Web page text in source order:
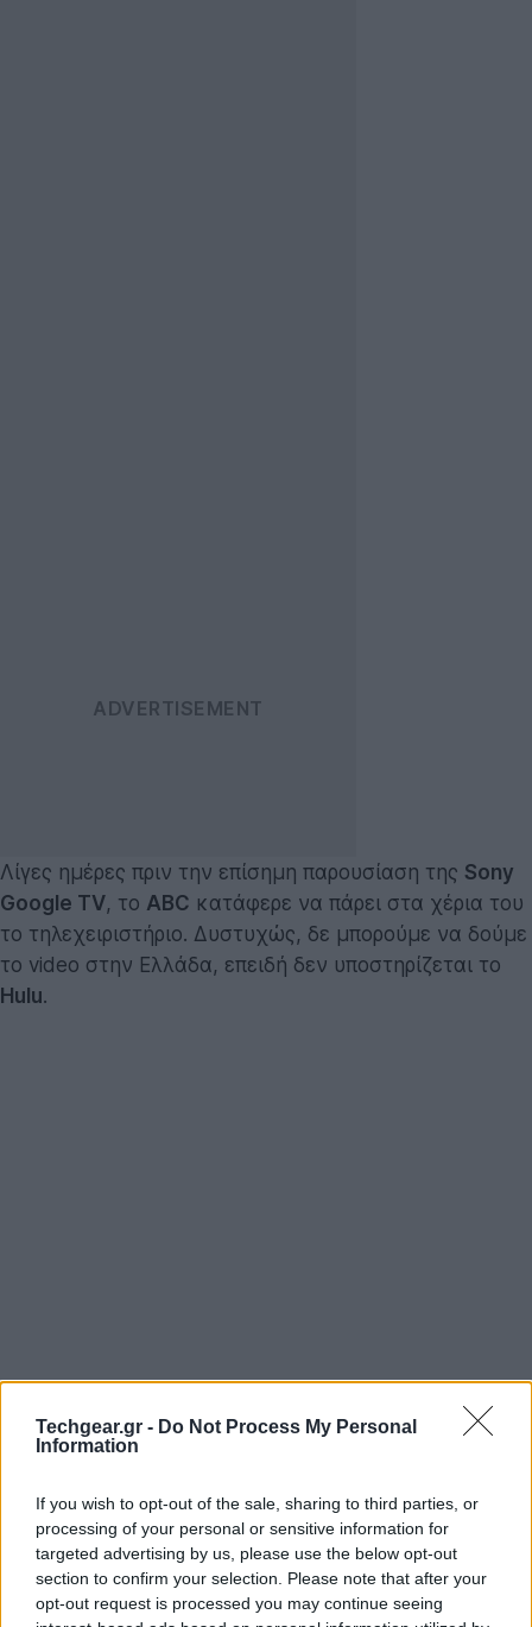
Techgear.gr - Do Not Process My Personal
Information
If you wish to opt-out of the sale, sharing to third parties, or
processing of your personal or sensitive information for
targeted advertising by us, please use the below opt-out
section to confirm your selection. Please note that after your
opt-out request is processed you may continue seeing
Λίγες ημέρες πριν την επίσημη παρουσίαση της Sony
Google TV, το ABC κατάφερε να πάρει στα χέρια του
το τηλεχειριστήριο. Δυστυχώς, δε μπορούμε να δούμε
το video στην Ελλάδα, επειδή δεν υποστηρίζεται το
Hulu.